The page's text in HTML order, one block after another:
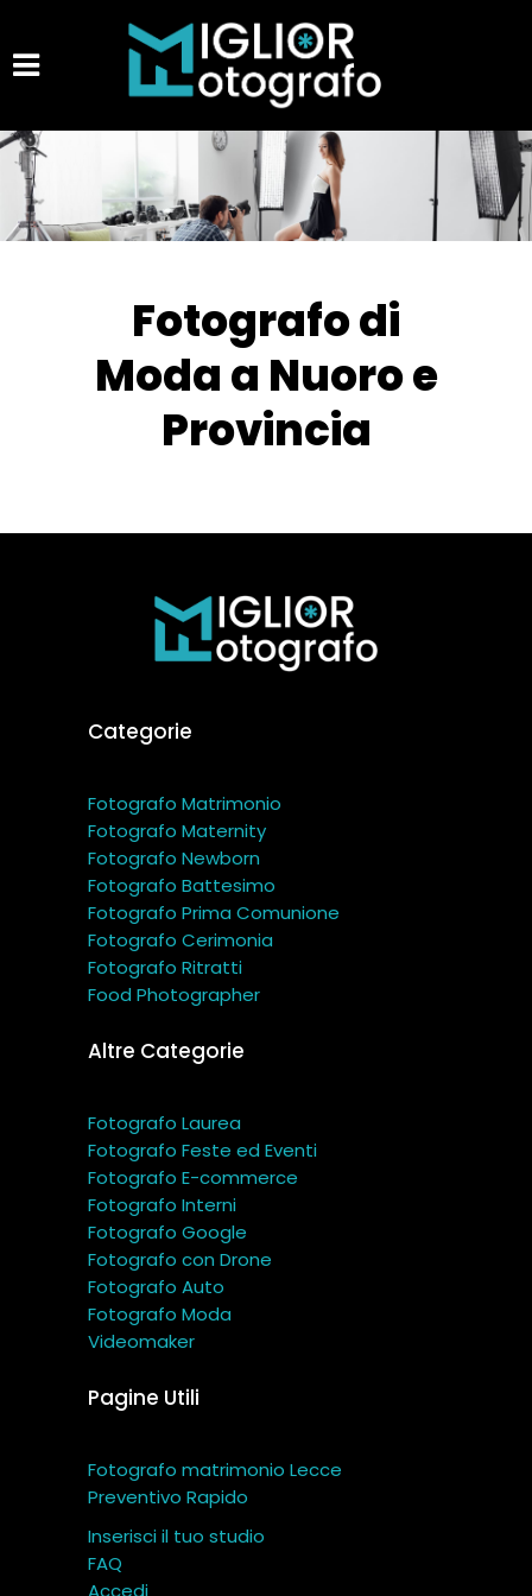
Fotografo di
Moda a Nuoro e
Provincia
Categorie
Fotografo Matrimonio
Fotografo Maternity
Fotografo Newborn
Fotografo Battesimo
Fotografo Prima Comunione
Fotografo Cerimonia
Fotografo Ritratti
Food Photographer
Altre Categorie
Fotografo Laurea
Fotografo Feste ed Eventi
Fotografo E-commerce
Fotografo Interni
Fotografo Google
Fotografo con Drone
Fotografo Auto
Fotografo Moda
Videomaker
Pagine Utili
Fotografo matrimonio Lecce
Preventivo Rapido
Inserisci il tuo studio
FAQ
Accedi